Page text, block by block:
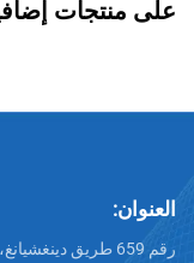
على منتجات
العنوان:
رقم 659 طريق